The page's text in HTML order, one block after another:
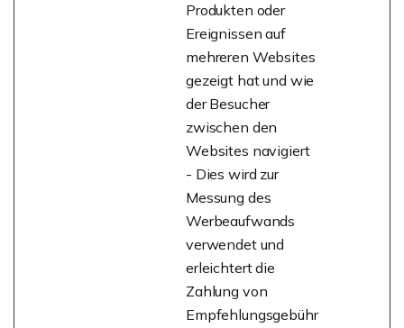
Produkten oder
Ereignissen auf
mehreren Websites
gezeigt hat und wie
der Besucher
zwischen den
Websites navigiert
- Dies wird zur
Messung des
Werbeaufwands
verwendet und
erleichtert die
Zahlung von
Empfehlungsgebühr